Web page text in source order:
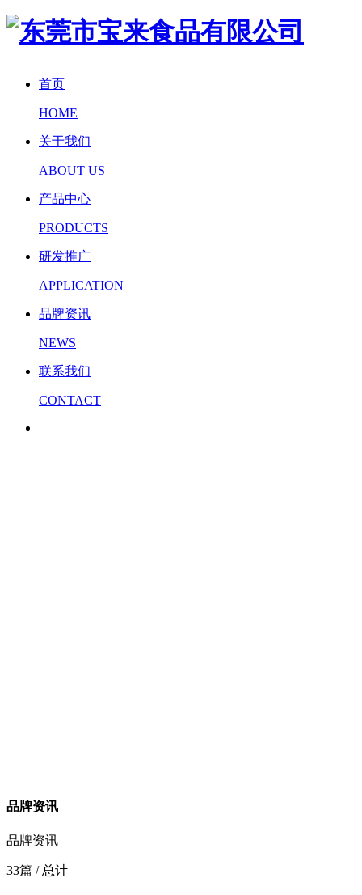
首页
HOME
关于我们
ABOUT US
产品中心
PRODUCTS
研发推广
APPLICATION
品牌资讯
NEWS
联系我们
CONTACT
品牌资讯
品牌资讯
33篇 / 总计